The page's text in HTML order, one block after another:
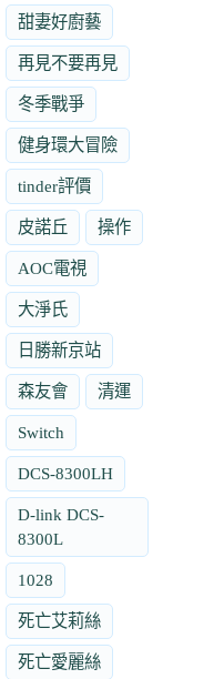
甜妻好廚藝
再見不要再見
冬季戰爭
健身環大冒險
tinder評價
皮諾丘 操作
AOC電視
大淨氏
日勝新京站
森友會 清運
Switch
DCS-8300LH
D-link DCS-
8300L
1028
死亡艾莉絲
死亡愛麗絲